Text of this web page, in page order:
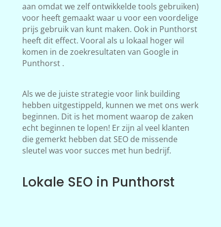
aan omdat we zelf ontwikkelde tools gebruiken)
voor heeft gemaakt waar u voor een voordelige
prijs gebruik van kunt maken. Ook in Punthorst
heeft dit effect. Vooral als u lokaal hoger wil
komen in de zoekresultaten van Google in
Punthorst .
Als we de juiste strategie voor link building
hebben uitgestippeld, kunnen we met ons werk
beginnen. Dit is het moment waarop de zaken
echt beginnen te lopen! Er zijn al veel klanten
die gemerkt hebben dat SEO de missende
sleutel was voor succes met hun bedrijf.
Lokale SEO in Punthorst